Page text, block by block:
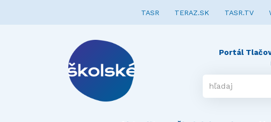
TASR TERAZ.SK TASR.TV
Portál